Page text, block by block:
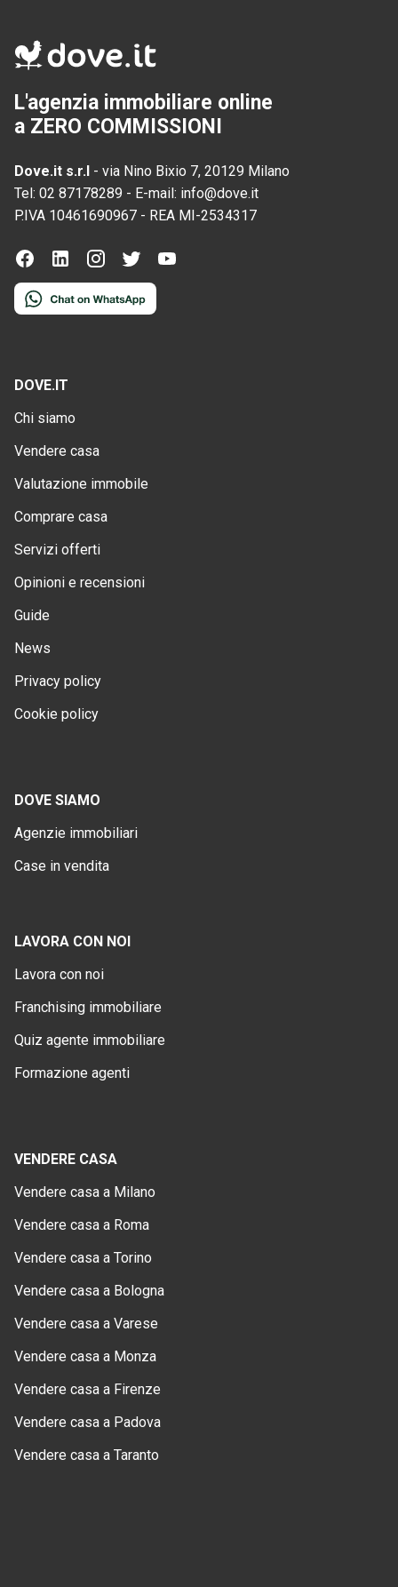
L'agenzia immobiliare online
a ZERO COMMISSIONI
Dove.it s.r.l - via Nino Bixio 7, 20129 Milano
Tel: 02 87178289 - E-mail: info@dove.it
P.IVA 10461690967 - REA MI-2534317
DOVE.IT
Chi siamo
Vendere casa
Valutazione immobile
Comprare casa
Servizi offerti
Opinioni e recensioni
Guide
News
Privacy policy
Cookie policy
DOVE SIAMO
Agenzie immobiliari
Case in vendita
LAVORA CON NOI
Lavora con noi
Franchising immobiliare
Quiz agente immobiliare
Formazione agenti
VENDERE CASA
Vendere casa a Milano
Vendere casa a Roma
Vendere casa a Torino
Vendere casa a Bologna
Vendere casa a Varese
Vendere casa a Monza
Vendere casa a Firenze
Vendere casa a Padova
Vendere casa a Taranto